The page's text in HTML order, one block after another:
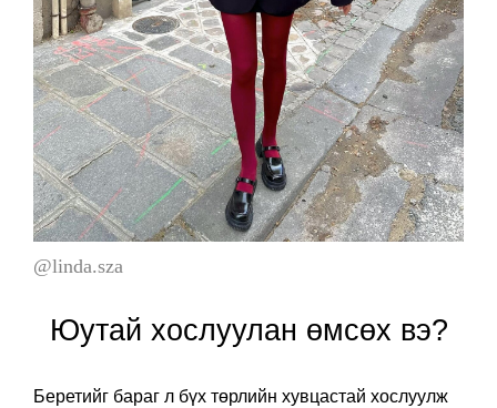
@linda.sza
Юутай хослуулан өмсөх вэ?
Беретийг бараг л бүх төрлийн хувцастай хослуулж